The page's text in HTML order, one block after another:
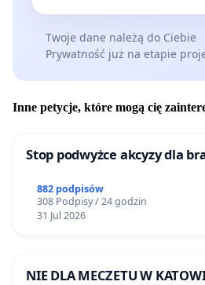
Twoje dane należą do Ciebie
Prywatność już na etapie
Inne petycje, które mogą cię
Stop podwyżce akcyzy dla
882 podpisów
308 Podpisy / 24 godzin
31 Jul 2026
NIE DLA MECZETU W